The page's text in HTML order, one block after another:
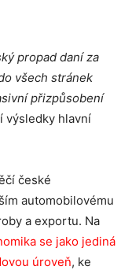
propad daní za
všech stránek
přizpůsobení
výsledky hlavní
české
automobilovému
a exportu. Na
se jako jediná
úroveň, ke